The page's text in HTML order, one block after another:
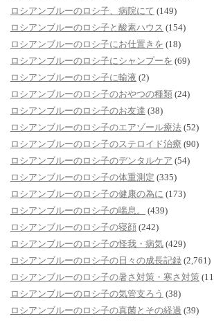
ロシアンブルーのロシ子、病院にて (149)
ロシアンブルーのロシ子と酸素ハウス (154)
ロシアンブルーのロシ子にお仕置きを (18)
ロシアンブルーのロシ子にシャンプーを (69)
ロシアンブルーのロシ子に輸液 (2)
ロシアンブルーのロシ子のおやつの種類 (24)
ロシアンブルーのロシ子のお友達 (38)
ロシアンブルーのロシ子のエアゾール療法 (52)
ロシアンブルーのロシ子のステロイド治療 (90)
ロシアンブルーのロシ子のデンタルケア (54)
ロシアンブルーのロシ子の体重測定 (335)
ロシアンブルーのロシ子の健康の為に (173)
ロシアンブルーのロシ子の喘息。
(439)
ロシアンブルーのロシ子の寝顔 (242)
ロシアンブルーのロシ子の怪我・病気 (429)
ロシアンブルーのロシ子の日々の成長記録 (2,761)
ロシアンブルーのロシ子の暑さ対策・寒さ対策
ロシアンブルーのロシ子の気管支ろう (38)
ロシアンブルーのロシ子の真菌とその経過 (39)